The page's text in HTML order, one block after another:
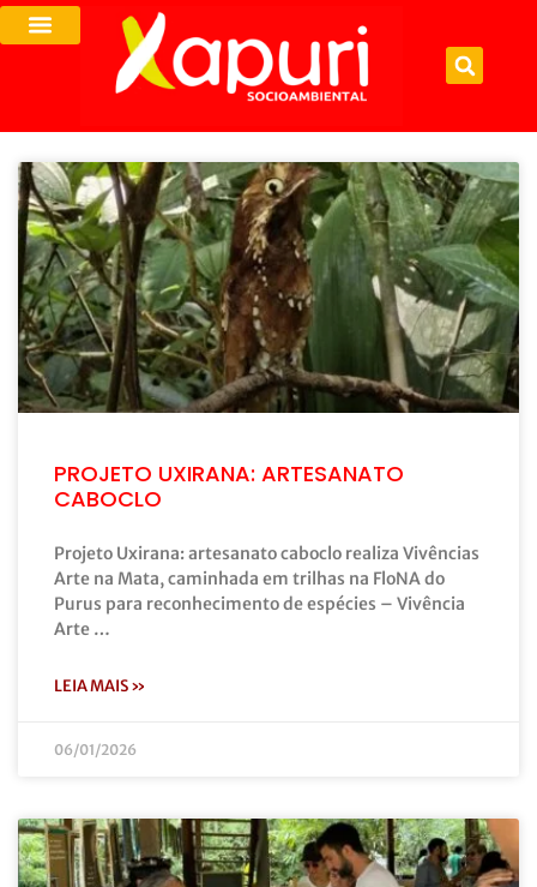
PROJETO UXIRANA: ARTESANATO
CABOCLO
Projeto Uxirana: artesanato caboclo realiza Vivências
Arte na Mata, caminhada em trilhas na FloNA do
Purus para reconhecimento de espécies – Vivência
Arte …
LEIA MAIS »
06/01/2026